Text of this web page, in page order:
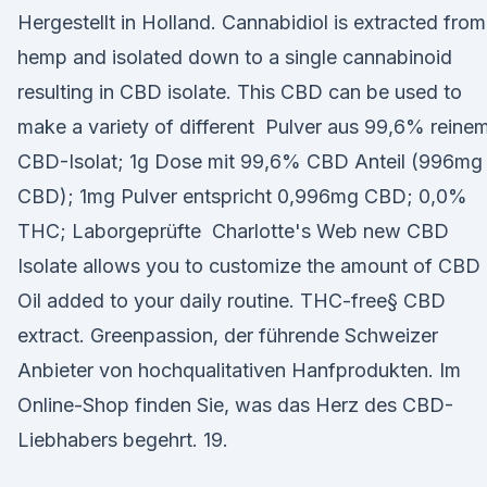
Hergestellt in Holland. Cannabidiol is extracted from
hemp and isolated down to a single cannabinoid
resulting in CBD isolate. This CBD can be used to
make a variety of different Pulver aus 99,6%
CBD-Isolat; 1g Dose mit 99,6% CBD Anteil (996mg
CBD); 1mg Pulver entspricht 0,996mg CBD; 0,0%
THC; Laborgeprüfte Charlotte's Web new CBD
Isolate allows you to customize the amount of CBD
Oil added to your daily routine. THC-free§ CBD
extract. Greenpassion, der führende Schweizer
Anbieter von hochqualitativen Hanfprodukten. Im
Online-Shop finden Sie, was das Herz des CBD-
Liebhabers begehrt. 19.